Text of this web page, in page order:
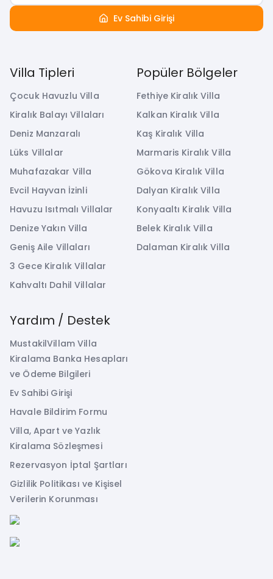
Villa Tipleri
Çocuk Havuzlu Villa
Kiralık Balayı Villaları
Deniz Manzaralı
Lüks Villalar
Muhafazakar Villa
Evcil Hayvan İzinli
Havuzu Isıtmalı Villalar
Denize Yakın Villa
Geniş Aile Villaları
3 Gece Kiralık Villalar
Kahvaltı Dahil Villalar
Popüler Bölgeler
Fethiye Kiralık Villa
Kalkan Kiralık Villa
Kaş Kiralık Villa
Marmaris Kiralık Villa
Gökova Kiralık Villa
Dalyan Kiralık Villa
Konyaaltı Kiralık Villa
Belek Kiralık Villa
Dalaman Kiralık Villa
Yardım / Destek
MustakilVillam Villa
Kiralama Banka Hesapları
ve Ödeme Bilgileri
Ev Sahibi Girişi
Havale Bildirim Formu
Villa, Apart ve Yazlık
Kiralama Sözleşmesi
Rezervasyon İptal Şartları
Gizlilik Politikası ve Kişisel
Verilerin Korunması
Ev Sahibi Girişi